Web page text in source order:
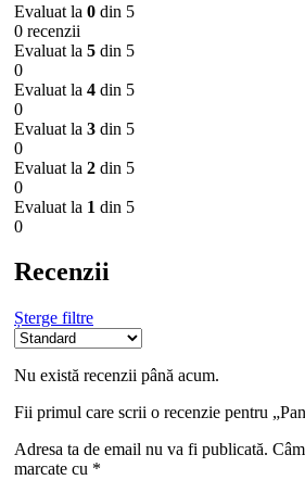
Evaluat la 0 din 5
0 recenzii
Evaluat la 5 din 5
0
Evaluat la 4 din 5
0
Evaluat la 3 din 5
0
Evaluat la 2 din 5
0
Evaluat la 1 din 5
0
Recenzii
Șterge filtre
Nu există recenzii până acum.
Fii primul care scrii o recenzie pentru
Adresa ta de email nu va fi publicată.
marcate cu *